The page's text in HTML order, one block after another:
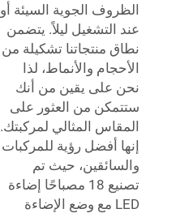
الظروف الجوية السيئة أو
عند التشغيل ليلاً. يتضمن
نطاق منتجاتنا تشكيلة من
الأحجام والأنماط، لذا
نحن على يقين من أنك
ستتمكن من العثور على
المقاس المثالي لمركبتك.
إنها أفضل رؤية للمركبات
والسائقين، حيث تم
تصنيع 18 مصباحًا إضاءة
LED مع وضع الإضاءة